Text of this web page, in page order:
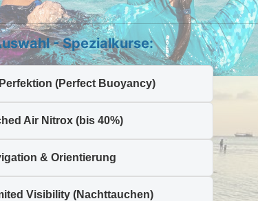
- Spezialkurse:
(Perfect Buoyancy)
Air Nitrox (bis 40%)
& Orientierung
Visibility (Nachttauchen)